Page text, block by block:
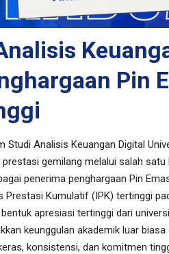
Pin
Studi Analisis Keuangan Digital
gemilang melalui salah
penerima penghargaan Pin
Prestasi Kumulatif (IPK) tertinggi
apresiasi tertinggi dari
keunggulan akademik luar
konsistensi, dan komitmen